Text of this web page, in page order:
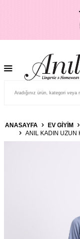
ANASAYFA EV GIYIM
ANIL KADIN UZUN